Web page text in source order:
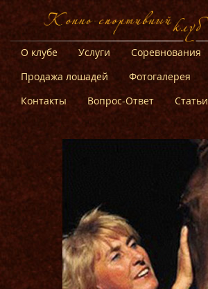
О клубе Услуги
Соревнования
Продажа лошадей
Фотогалерея
Контакты
Вопрос-Ответ Статьи